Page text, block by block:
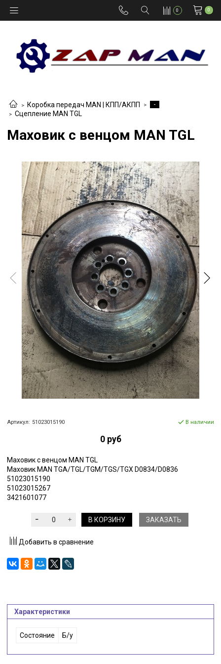
0 0
Коробка передач MAN | КПП/АКПП
-
Сцепление MAN TGL
Маховик с венцом MAN TGL
Артикул: 51023015190 В наличии
0 руб
Маховик с венцом MAN TGL
Маховик MAN TGA/TGL/TGM/TGS/TGX D0834/D0836
51023015190
51023015267
3421601077
В КОРЗИНУ ЗАКАЗАТЬ
Добавить в сравнение
Характеристики
Состояние Б/у